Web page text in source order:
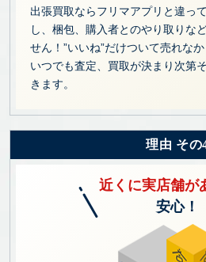
出張買取ならフリマアプリと違っ
し、梱包、購入者とのやり取りな
せん！”いいね”だけついて売れな
いつでも査定、買取が決まり次第
きます。
理由 その
近くに実店舗が
安心！